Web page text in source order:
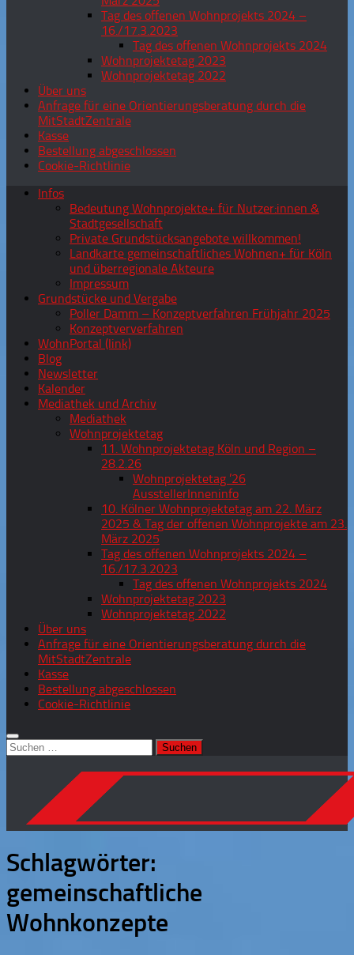
Tag des offenen Wohnprojekts 2024 –
16./17.3.2023
Tag des offenen Wohnprojekts 2024
Wohnprojektetag 2023
Wohnprojektetag 2022
Über uns
Anfrage für eine Orientierungsberatung durch die
MitStadtZentrale
Kasse
Bestellung abgeschlossen
Cookie-Richtlinie
Infos
Bedeutung Wohnprojekte+ für Nutzer:innen &
Stadtgesellschaft
Private Grundstücksangebote willkommen!
Landkarte gemeinschaftliches Wohnen+ für Köln
und überregionale Akteure
Impressum
Grundstücke und Vergabe
Poller Damm – Konzeptverfahren Frühjahr 2025
Konzeptververfahren
WohnPortal (link)
Blog
Newsletter
Kalender
Mediathek und Archiv
Mediathek
Wohnprojektetag
11. Wohnprojektetag Köln und Region –
28.2.26
Wohnprojektetag ’26
AusstellerInneninfo
10. Kölner Wohnprojektetag am 22. März
2025 & Tag der offenen Wohnprojekte am 23.
März 2025
Tag des offenen Wohnprojekts 2024 –
16./17.3.2023
Tag des offenen Wohnprojekts 2024
Wohnprojektetag 2023
Wohnprojektetag 2022
Über uns
Anfrage für eine Orientierungsberatung durch die
MitStadtZentrale
Kasse
Bestellung abgeschlossen
Cookie-Richtlinie
Suchen
nach:
Schlagwörter:
gemeinschaftliche
Wohnkonzepte